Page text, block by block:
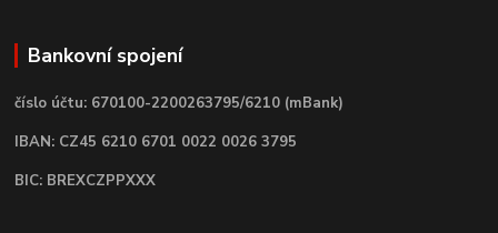
Bankovní spojení
číslo účtu: 670100-2200263795/6210 (mBank)
IBAN: CZ45 6210 6701 0022 0026 3795
BIC: BREXCZPPXXX